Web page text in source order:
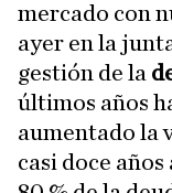
mercado con
ayer en la
gestión de la
últimos años
aumentado la
casi doce